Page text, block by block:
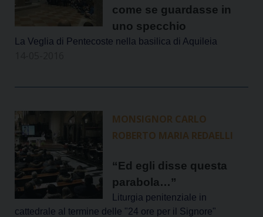
come se guardasse in
uno specchio
La Veglia di Pentecoste nella basilica di Aquileia
MONSIGNOR CARLO
ROBERTO MARIA REDAELLI
“Ed egli disse questa
parabola…”
Liturgia penitenziale in
cattedrale al termine delle "24 ore per il Signore"